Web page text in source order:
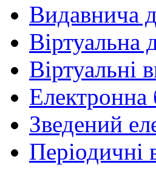
Видавнича
Віртуальна
Віртуальні
Електронна
Зведений
Періодичні